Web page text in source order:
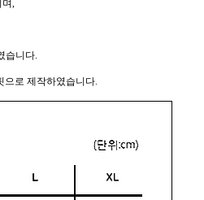
며,
습니다.
로 제작하였습니다.